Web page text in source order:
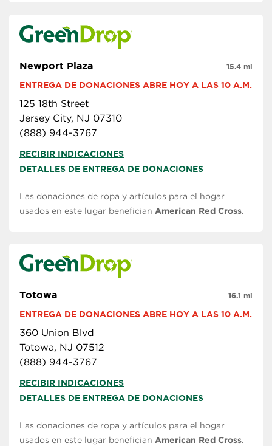
Newport Plaza
ENTREGA DE DONACIONES ABRE HOY A LAS 10 A.M.
125 18th Street
Jersey City, NJ 07310
(888) 944-3767
15.4 mi
RECIBIR INDICACIONES
DETALLES DE ENTREGA DE DONACIONES
Las donaciones de ropa y artículos para el hogar
usados en este lugar benefician American Red Cross.
Totowa
ENTREGA DE DONACIONES ABRE HOY A LAS 10 A.M.
360 Union Blvd
Totowa, NJ 07512
(888) 944-3767
16.1 mi
RECIBIR INDICACIONES
DETALLES DE ENTREGA DE DONACIONES
Las donaciones de ropa y artículos para el hogar
usados en este lugar benefician American Red Cross.